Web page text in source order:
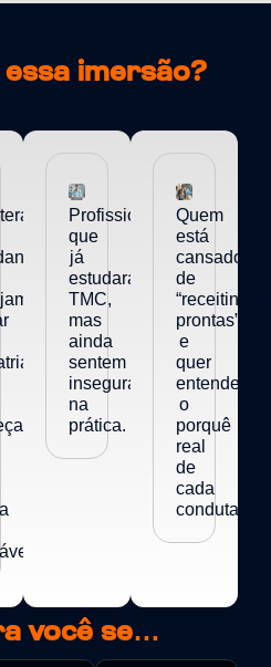
essa imersão?
Profissionais
que
já
estudaram
TMC,
mas
ainda
sentem
insegurança
na
prática.
Quem
está
cansado
de
“receitinhas
prontas”
e
quer
entender
o
porquê
real
de
cada
conduta.
você se…